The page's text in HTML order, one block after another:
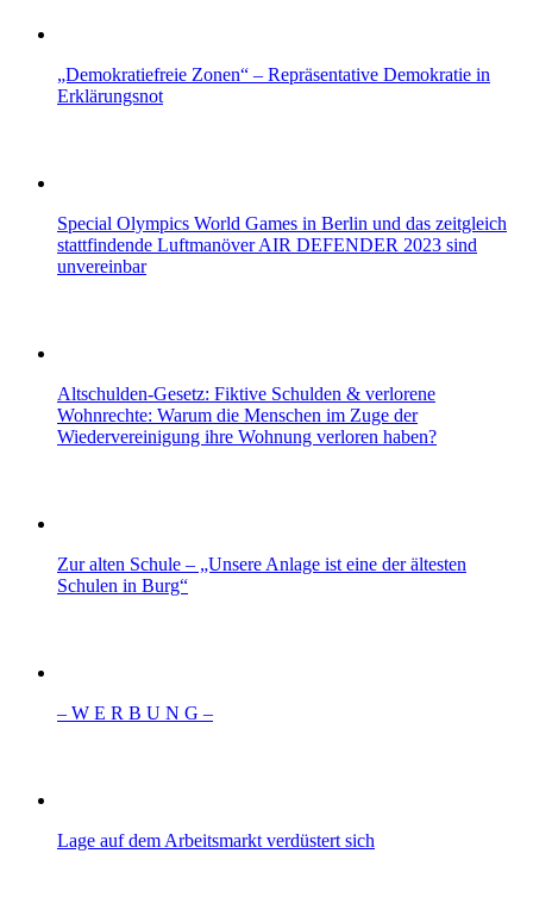
„Demokratiefreie Zonen“ – Repräsentative Demokratie in
Erklärungsnot
Special Olympics World Games in Berlin und das zeitgleich
stattfindende Luftmanöver AIR DEFENDER 2023 sind
unvereinbar
Altschulden-Gesetz: Fiktive Schulden & verlorene
Wohnrechte: Warum die Menschen im Zuge der
Wiedervereinigung ihre Wohnung verloren haben?
Zur alten Schule – „Unsere Anlage ist eine der ältesten
Schulen in Burg“
– W Ε R Β U Ν G –
Lage auf dem Arbeitsmarkt verdüstert sich